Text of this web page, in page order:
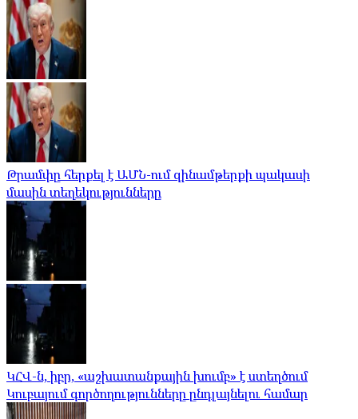
Թրամփը հերքել է ԱՄՆ-ում զինամթերքի պակասի
մասին տեղեկությունները
ԿՀՎ-ն, իբր, «աշխատանքային խումբ» է ստեղծում
Կուբայում գործողությունները ընդլայնելու համար